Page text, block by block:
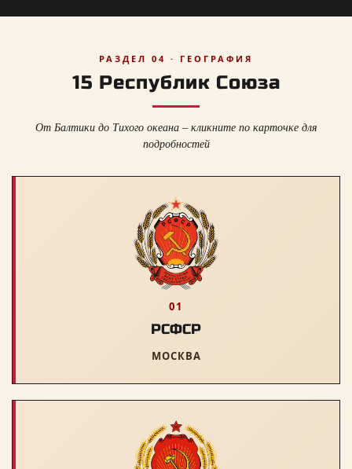
РАЗДЕЛ 04 · ГЕОГРАФИЯ
15 Республик Союза
От Балтики до Тихого океана – кликните по карточке для
подробностей
01
РСФСР
МОСКВА